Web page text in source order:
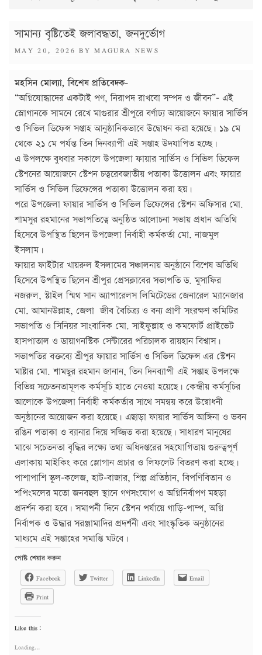
সামান্য বৃষ্টিতেই জলাবদ্ধতা, জনদুর্ভোগ
POSTED
MAY 20, 2026 BYMAGURA NEWS
মহসিন মোল্যা, বিশেষ প্রতিবেদক-
“অগ্নিযোদ্ধাদের একটাই পণ, নিরাপদ রাখবো সম্পদ ও জীবন”– এই
স্লোগানকে সামনে রেখে মাগুরার শ্রীপুরে বর্ণাঢ্য আয়োজনে ফায়ার সার্ভিস
ও সিভিল ডিফেন্স সপ্তাহ আনুষ্ঠানিকভাবে উদ্বোধন করা হয়েছে। ১৯ মে
থেকে ২১ মে পর্যন্ত তিন দিনব্যাপী এই সপ্তাহ উদযাপিত হচ্ছে।
এ উপলক্ষে বুধবার সকালে উপজেলা ফায়ার সার্ভিস ও সিভিল ডিফেন্স
স্টেশনের আয়োজনে স্টেশন চত্বরেবজাতীয় পতাকা উত্তোলন এবং ফায়ার
সার্ভিস ও সিভিল ডিফেন্সের পতাকা উত্তোলন করা হয়।
পরে উপজেলা ফায়ার সার্ভিস ও সিভিল ডিফেন্সের স্টেশন অফিসার মো.
শামসুর রহমানের সভাপতিত্বে অনুষ্ঠিত আলোচনা সভায় প্রধান অতিথি
হিসেবে উপস্থিত ছিলেন উপজেলা নির্বাহী কর্মকর্তা মো. নাজমুল
ইসলাম।
ফায়ার ফাইটার খায়রুল ইসলামের সঞ্চালনায় অনুষ্ঠানে বিশেষ অতিথি
হিসেবে উপস্থিত ছিলেন শ্রীপুর প্রেসক্লাবের সভাপতি ড. মুসাফির
নজরুল, স্টাইল স্মিথ সান অ্যাপারেলস লিমিটেডের জেনারেল ম্যানেজার
মো. আমানউল্লাহ, জেলা জীব বৈচিত্র্য ও বন্য প্রাণী সংরক্ষণ কমিটির
সভাপতি ও সিনিয়র সাংবাদিক মো. সাইফুল্লাহ ও কমফোর্ট প্রাইভেট
হাসপাতাল ও ডায়াগনস্টিক সেন্টারের পরিচালক রায়হান বিশ্বাস।
সভাপতির বক্তব্যে শ্রীপুর ফায়ার সার্ভিস ও সিভিল ডিফেন্স এর স্টেশন
মাষ্টার মো. শামছুর রহমান জানান, তিন দিনব্যাপী এই সপ্তাহ উপলক্ষে
বিভিন্ন সচেতনতামূলক কর্মসূচি হাতে নেওয়া হয়েছে। কেন্দ্রীয় কর্মসূচির
আলোকে উপজেলা নির্বাহী কর্মকর্তার সাথে সমন্বয় করে উদ্বোধনী
অনুষ্ঠানের আয়োজন করা হয়েছে। এছাড়া ফায়ার সার্ভিস আঙ্গিনা ও ভবন
রঙিন পতাকা ও ব্যানার দিয়ে সজ্জিত করা হয়েছে। সাধারণ মানুষের
মাঝে সচেতনতা বৃদ্ধির লক্ষ্যে তথ্য অধিদপ্তরের সহযোগিতায় গুরুত্বপূর্ণ
এলাকায় মাইকিং করে স্লোগান প্রচার ও লিফলেট বিতরণ করা হচ্ছে।
পাশাপাশি স্কুল-কলেজ, হাট-বাজার, শিল্প প্রতিষ্ঠান, বিপণিবিতান ও
শপিংমলের মতো জনবহুল স্থানে গণসংযোগ ও অগ্নিনির্বাপণ মহড়া
প্রদর্শন করা হবে। সমাপনী দিনে স্টেশন পর্যায়ে গাড়ি-পাম্প, অগ্নি
নির্বাপক ও উদ্ধার সরঞ্জামাদির প্রদর্শনী এবং সাংস্কৃতিক অনুষ্ঠানের
মাধ্যমে এই সপ্তাহের সমাপ্তি ঘটবে।
পোষ্ট শেয়ার করুন
Facebook
Twitter LinkedIn
Email
Print
Like this:
Loading...